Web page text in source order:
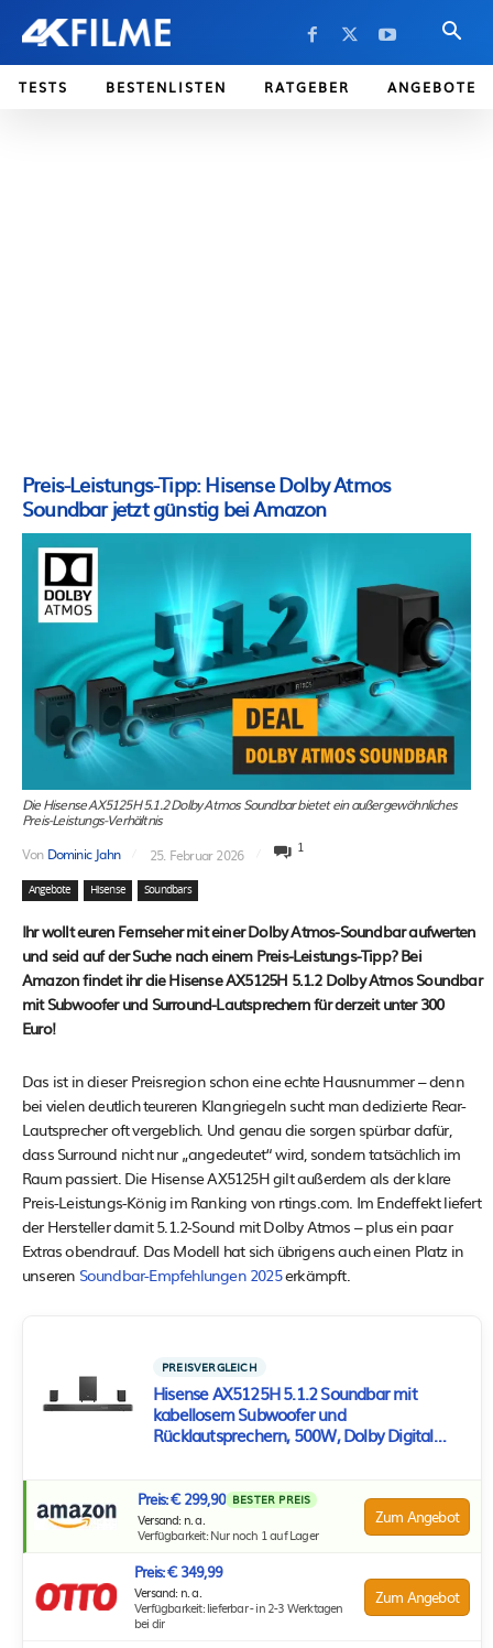
TESTS BESTENLISTEN RATGEBER ANGEBOTE
Preis-Leistungs-Tipp: Hisense Dolby Atmos
Soundbar jetzt günstig bei Amazon
Die Hisense AX5125H 5.1.2 Dolby Atmos Soundbar bietet ein außergewöhnliches
Preis-Leistungs-Verhältnis
Von Dominic Jahn 25. Februar 2026 1
Angebote Hisense Soundbars
Ihr wollt euren Fernseher mit einer Dolby Atmos-Soundbar aufwerten
und seid auf der Suche nach einem Preis-Leistungs-Tipp? Bei
Amazon findet ihr die Hisense AX5125H 5.1.2 Dolby Atmos Soundbar
mit Subwoofer und Surround-Lautsprechern für derzeit unter 300
Euro!
Das ist in dieser Preisregion schon eine echte Hausnummer – denn
bei vielen deutlich teureren Klangriegeln sucht man dedizierte Rear-
Lautsprecher oft vergeblich. Und genau die sorgen spürbar dafür,
dass Surround nicht nur „angedeutet“ wird, sondern tatsächlich im
Raum passiert. Die Hisense AX5125H gilt außerdem als der klare
Preis-Leistungs-König im Ranking von rtings.com. Im Endeffekt liefert
der Hersteller damit 5.1.2-Sound mit Dolby Atmos – plus ein paar
Extras obendrauf. Das Modell hat sich übrigens auch einen Platz in
unseren Soundbar-Empfehlungen 2025erkämpft.
PREISVERGLEICH
Hisense AX5125H 5.1.2 Soundbar mit
kabellosem Subwoofer und
Rücklautsprechern, 500W, Dolby Digital
Preis: € 299,90 BESTER PREIS
Versand: n. a.
Verfügbarkeit: Nur noch 1 auf Lager
Zum Angebot
Preis: € 349,99
Versand: n. a.
Verfügbarkeit: lieferbar - in 2-3 Werktagen
bei dir
Zum Angebot